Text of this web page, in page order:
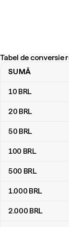
Tabel de conversie
Tabel de conversie
SUMĂ
10 BRL
20 BRL
50 BRL
100 BRL
500 BRL
1.000 BRL
2.000 BRL